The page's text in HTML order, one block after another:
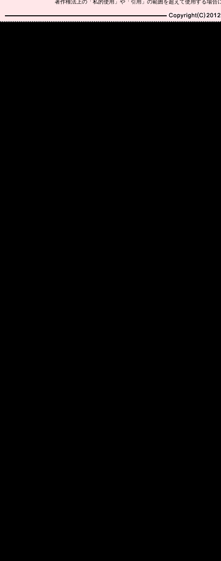
著作権法上の「私的使用」や「引用」の範囲を超えて使用する場
Copyright(C)2010-